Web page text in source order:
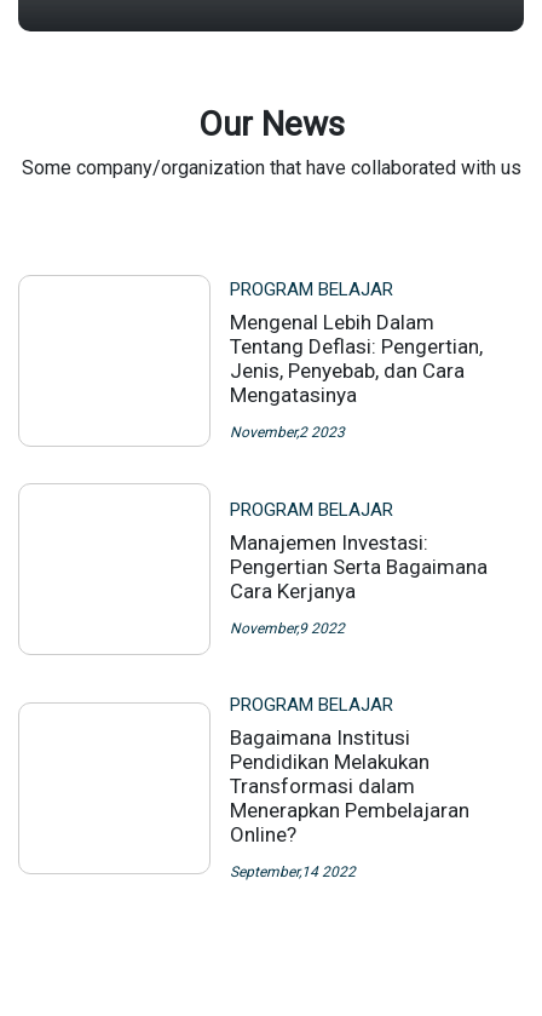
Our News
Some company/organization that have collaborated with us
PROGRAM BELAJAR
Mengenal Lebih Dalam
Tentang Deflasi: Pengertian,
Jenis, Penyebab, dan Cara
Mengatasinya
November,2 2023
PROGRAM BELAJAR
Manajemen Investasi:
Pengertian Serta Bagaimana
Cara Kerjanya
November,9 2022
PROGRAM BELAJAR
Bagaimana Institusi
Pendidikan Melakukan
Transformasi dalam
Menerapkan Pembelajaran
Online?
September,14 2022